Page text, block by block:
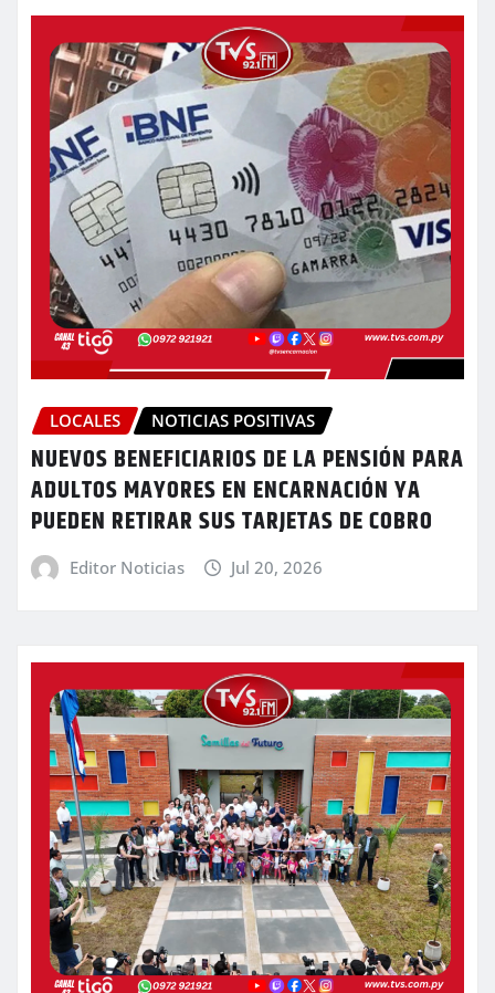
LOCALES NOTICIAS POSITIVAS
NUEVOS BENEFICIARIOS DE LA PENSIÓN PARA
ADULTOS MAYORES EN ENCARNACIÓN YA
PUEDEN RETIRAR SUS TARJETAS DE COBRO
Editor Noticias Jul 20, 2026